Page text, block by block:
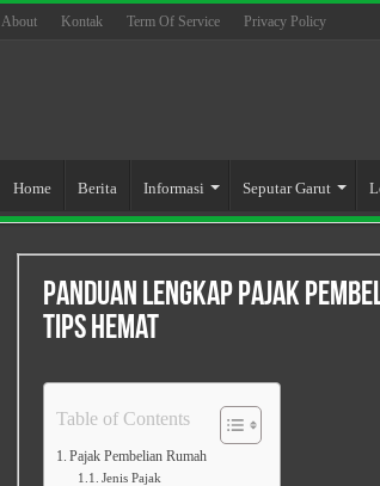
About Kontak Term Of Service Privacy Policy
Home Berita Informasi Seputar Garut
Panduan Lengkap Pajak
Tips Hemat
Table of Contents
Pajak Pembelian Rumah
Jenis Pajak